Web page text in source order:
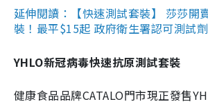
延伸閱讀：【快速測試套裝】 莎莎開
裝！最平$15起 政府衛生署認可測試
YHLO新冠病毒快速抗原測試套裝
健康食品品牌CATALO門市現正發售